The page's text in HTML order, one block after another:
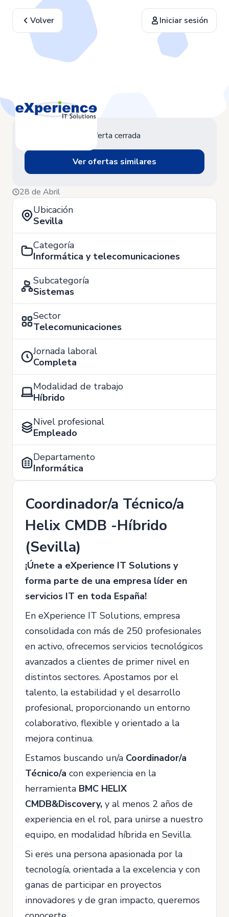
Volver Iniciar sesión
Oferta cerrada
Ver ofertas similares
28 de Abril
Ubicación
Sevilla
Categoría
Informática y telecomunicaciones
Subcategoría
Sistemas
Sector
Telecomunicaciones
Jornada laboral
Completa
Modalidad de trabajo
Híbrido
Nivel profesional
Empleado
Departamento
Informática
Coordinador/a Técnico/a
Helix CMDB -Híbrido
(Sevilla)
¡Únete a eXperience IT Solutions y
forma parte de una empresa líder en
servicios IT en toda España!
En eXperience IT Solutions, empresa
consolidada con más de 250 profesionales
en activo, ofrecemos servicios tecnológicos
avanzados a clientes de primer nivel en
distintos sectores. Apostamos por el
talento, la estabilidad y el desarrollo
profesional, proporcionando un entorno
colaborativo, flexible y orientado a la
mejora continua.
Estamos buscando un/a Coordinador/a
Técnico/a con experiencia en la
herramienta BMC HELIX
CMDB&Discovery, y al menos 2 años de
experiencia en el rol, para unirse a nuestro
equipo, en modalidad híbrida en Sevilla.
Si eres una persona apasionada por la
tecnología, orientada a la excelencia y con
ganas de participar en proyectos
innovadores y de gran impacto, queremos